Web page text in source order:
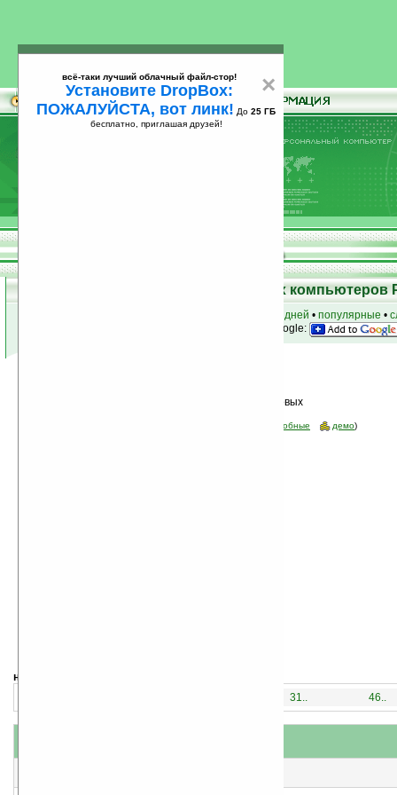
25
Программы для карманных компьютеров
за 7 дней • популярные •
на Google:
Сортировка по дате, начиная с новых
пробные демо)
навигация:
31.. 46..
×
всё-таки лучший облачный файл-стор!
Установите DropBox:
ПОЖАЛУЙСТА, вот линк! До 25 ГБ
бесплатно, приглашая друзей!